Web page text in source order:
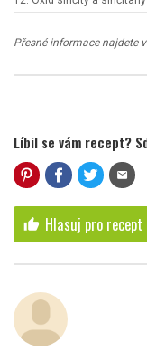
Přesné informace najdete
Líbil se vám recept?
mail
thumb_up Hlasuj pro recept